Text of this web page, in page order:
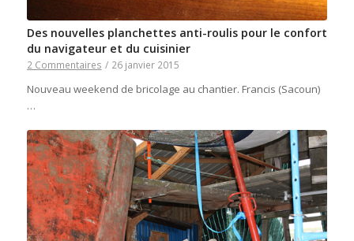
Des nouvelles planchettes anti-roulis pour le confort
du navigateur et du cuisinier
2 Commentaires / 26 janvier 2015
Nouveau weekend de bricolage au chantier. Francis (Sacoun)
…